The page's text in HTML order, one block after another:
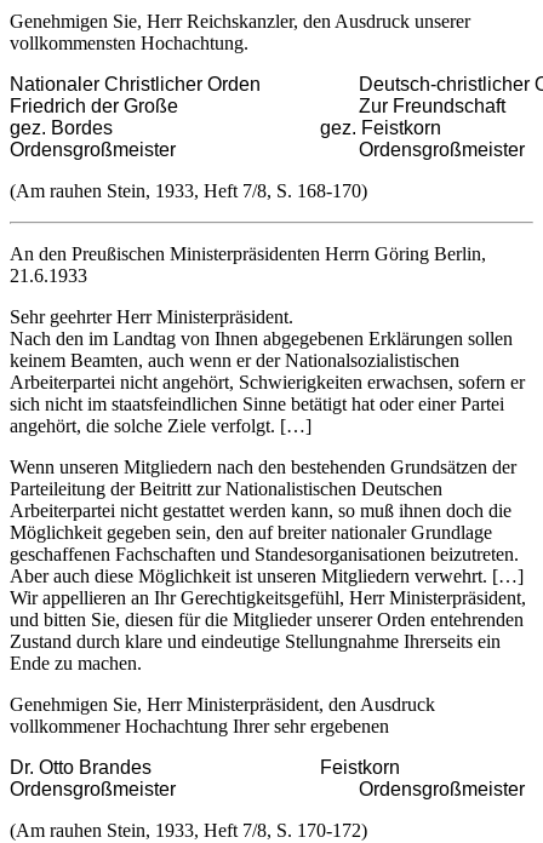
Genehmigen Sie, Herr Reichskanzler, den Ausdruck unserer
vollkommensten Hochachtung.
Nationaler Christlicher Orden			Deutsch-christlicher Orden
Friedrich der Große 				        Zur Freundschaft
gez. Bordes 					        gez. Feistkorn
Ordensgroßmeister 				        Ordensgroßmeister
(Am rauhen Stein, 1933, Heft 7/8, S. 168-170)
An den Preußischen Ministerpräsidenten Herrn Göring Berlin,
21.6.1933
Sehr geehrter Herr Ministerpräsident.
Nach den im Landtag von Ihnen abgegebenen Erklärungen sollen
keinem Beamten, auch wenn er der Nationalsozialistischen
Arbeiterpartei nicht angehört, Schwierigkeiten erwachsen, sofern er
sich nicht im staatsfeindlichen Sinne betätigt hat oder einer Partei
angehört, die solche Ziele verfolgt. […]
Wenn unseren Mitgliedern nach den bestehenden Grundsätzen der
Parteileitung der Beitritt zur Nationalistischen Deutschen
Arbeiterpartei nicht gestattet werden kann, so muß ihnen doch die
Möglichkeit gegeben sein, den auf breiter nationaler Grundlage
geschaffenen Fachschaften und Standesorganisationen beizutreten.
Aber auch diese Möglichkeit ist unseren Mitgliedern verwehrt. […]
Wir appellieren an Ihr Gerechtigkeitsgefühl, Herr Ministerpräsident,
und bitten Sie, diesen für die Mitglieder unserer Orden entehrenden
Zustand durch klare und eindeutige Stellungnahme Ihrerseits ein
Ende zu machen.
Genehmigen Sie, Herr Ministerpräsident, den Ausdruck
vollkommener Hochachtung Ihrer sehr ergebenen
Dr. Otto Brandes 				        Feistkorn
Ordensgroßmeister 				        Ordensgroßmeister
(Am rauhen Stein, 1933, Heft 7/8, S. 170-172)